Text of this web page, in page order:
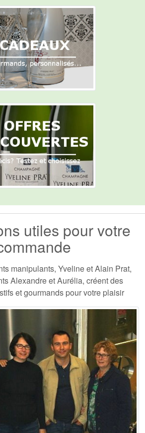
utiles pour votre
manipulants, Yveline et Alain Prat,
Alexandre et Aurélia, créent des
et gourmands pour votre plaisir